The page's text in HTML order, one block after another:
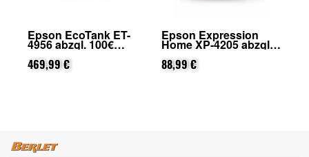
Epson EcoTank ET-
4956 abzgl. 100€
Cashback (von Epson
nach Registrierung)
469,99 €
Epson Expression
Home XP-4205 abzgl.
25€ Cashback (von
Epson nach
Registrierung)
88,99 €